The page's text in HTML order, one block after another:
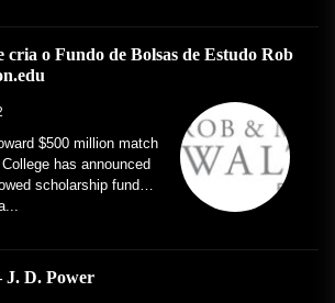
cria o Fundo de Bolsas de Estudo Rob
$500 million match
has announced
scholarship fund
J. D. Power